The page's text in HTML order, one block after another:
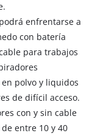
enfrentarse a
con batería
para trabajos
polvo y liquidos
de difícil acceso.
con y sin cable
entre 10 y 40